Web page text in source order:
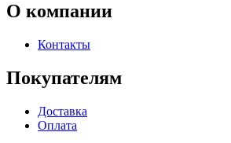
О компании
Контакты
Покупателям
Доставка
Оплата